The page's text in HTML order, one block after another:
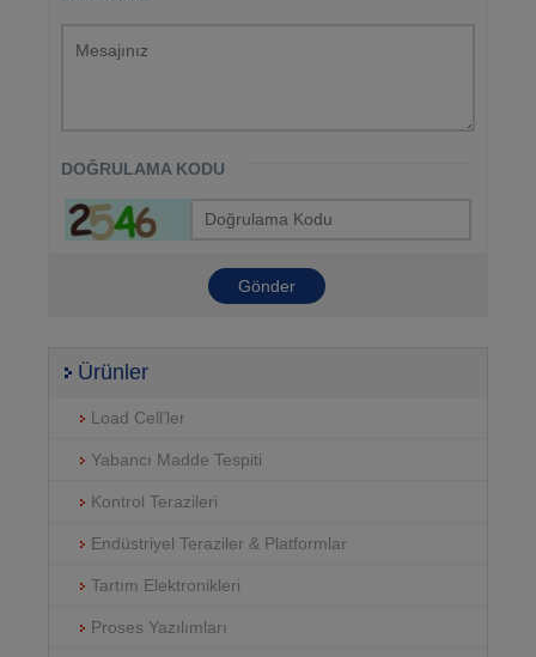
DOĞRULAMA KODU
Ürünler
Load Cell’ler
Yabancı Madde Tespiti
Kontrol Terazileri
Endüstriyel Teraziler & Platformlar
Tartım Elektronikleri
Proses Yazılımları